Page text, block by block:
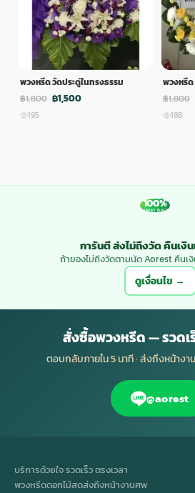
พวงหรีด วัดประดู่ในทรงธรรม
฿1,800 ฿1,500
195
พวงหรี
฿1,800
188
100%
MONEY BACK
การันตี ส่งไม่ถึงวัด คืนเงิ
ถ้าของไม่ถึงวัดตามนัด Aorest คืนเ
ดูเงื่อนไข →
สั่งซื้อพวงหรีด — รวดเ
ตอบกลับภายใน 5 นาที · ส่งถึงหน้างา
@aorest
บริการด้วยใจ รวดเร็ว ตรงเวลา
พวงหรีดดอกไม้สดส่งถึงหน้างานศพ